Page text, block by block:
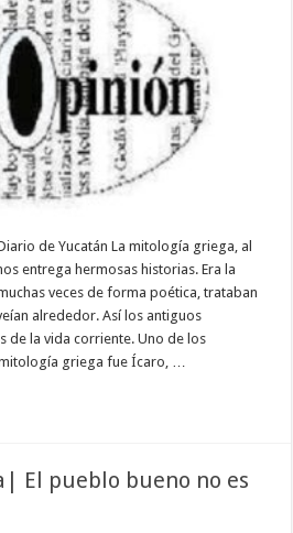
de Yucatán La mitología griega, al
entrega hermosas historias. Era la
veces de forma poética, trataban
alrededor. Así los antiguos
de la vida corriente. Uno de los
griega fue Ícaro, …
El pueblo bueno no es